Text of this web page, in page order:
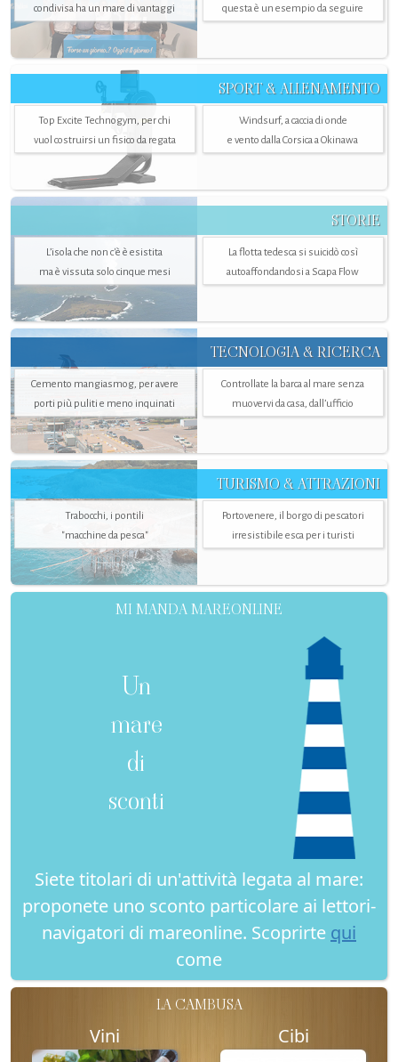
condivisa ha un mare di vantaggi questa è un esempio da seguire
SPORT & ALLENAMENTO
Top Excite Technogym, per chi
vuol costruirsi un fisico da regata
Windsurf, a caccia di onde
e vento dalla Corsica a Okinawa
STORIE
L’isola che non c'è è esistita
ma è vissuta solo cinque mesi
La flotta tedesca si suicidò così
autoaffondandosi a Scapa Flow
TECNOLOGIA & RICERCA
Cemento mangiasmog, per avere
porti più puliti e meno inquinati
Controllate la barca al mare senza
muovervi da casa, dall’ufficio
TURISMO & ATTRAZIONI
Trabocchi, i pontili
"macchine da pesca"
Portovenere, il borgo di pescatori
irresistibile esca per i turisti
MI MANDA MAREONLINE
Un
mare
di
sconti
Siete titolari di un'attività legata al mare:
proponete uno sconto particolare ai lettori-
navigatori di mareonline. Scoprirte qui
come
LA CAMBUSA
Vini Cibi